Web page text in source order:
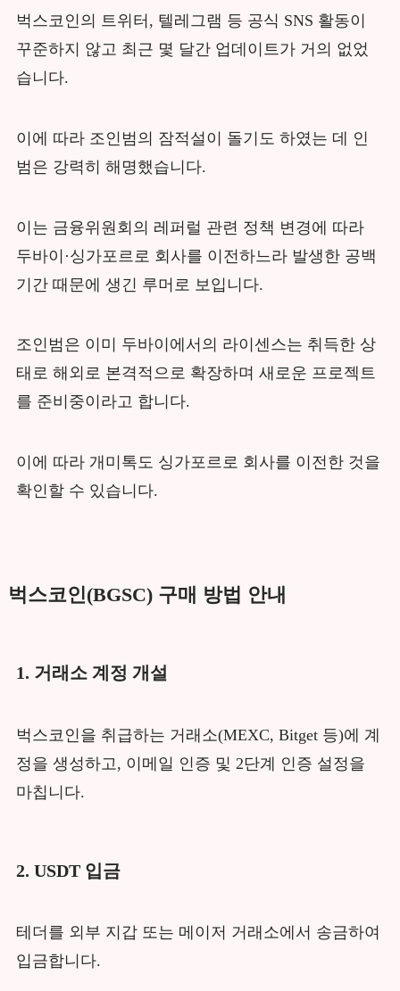
벅스코인의 트위터, 텔레그램 등 공식 SNS 활동이
꾸준하지 않고 최근 몇 달간 업데이트가 거의 없었
습니다.
이에 따라 조인범의 잠적설이 돌기도 하였는 데 인
범은 강력히 해명했습니다.
이는 금융위원회의 레퍼럴 관련 정책 변경에 따라
두바이·싱가포르로 회사를 이전하느라 발생한 공백
기간 때문에 생긴 루머로 보입니다.
조인범은 이미 두바이에서의 라이센스는 취득한 상
태로 해외로 본격적으로 확장하며 새로운 프로젝트
를 준비중이라고 합니다.
이에 따라 개미톡도 싱가포르로 회사를 이전한 것을
확인할 수 있습니다.
벅스코인(BGSC) 구매 방법 안내
1. 거래소 계정 개설
벅스코인을 취급하는 거래소(MEXC, Bitget 등)에 계
정을 생성하고, 이메일 인증 및 2단계 인증 설정을
마칩니다.
2. USDT 입금
테더를 외부 지갑 또는 메이저 거래소에서 송금하여
입금합니다.